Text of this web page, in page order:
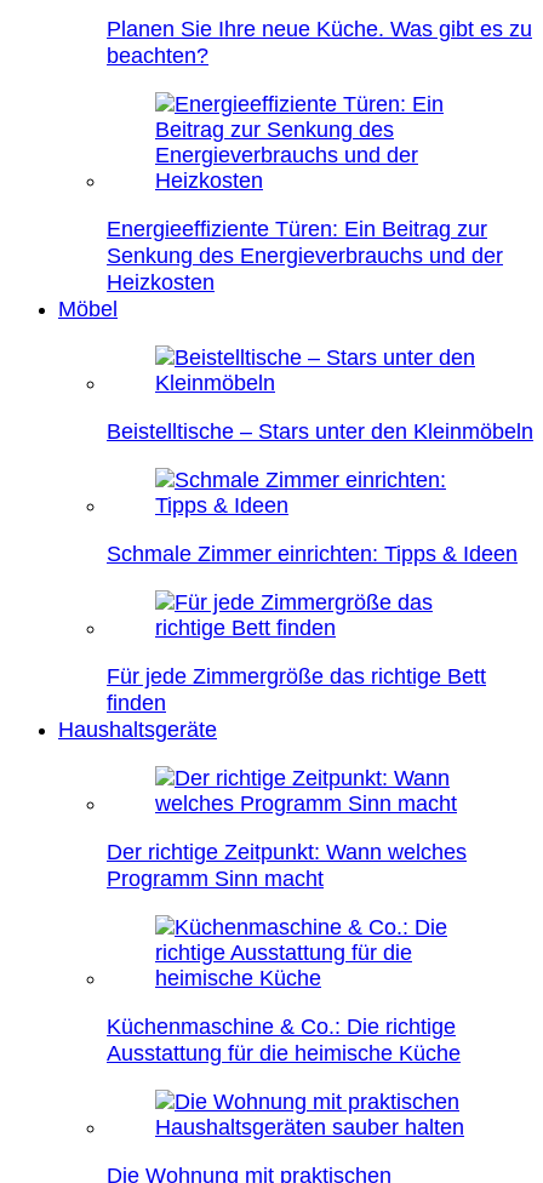
Planen Sie Ihre neue Küche. Was gibt es zu
beachten?
Energieeffiziente Türen: Ein Beitrag zur
Senkung des Energieverbrauchs und der
Heizkosten
Möbel
Beistelltische – Stars unter den Kleinmöbeln
Schmale Zimmer einrichten: Tipps & Ideen
Für jede Zimmergröße das richtige Bett
finden
Haushaltsgeräte
Der richtige Zeitpunkt: Wann welches
Programm Sinn macht
Küchenmaschine & Co.: Die richtige
Ausstattung für die heimische Küche
Die Wohnung mit praktischen